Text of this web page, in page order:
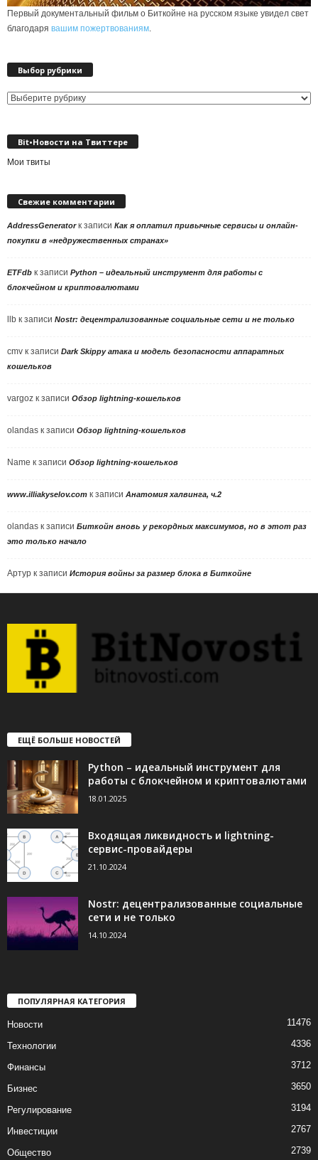
Первый документальный фильм о Биткойне на русском языке увидел свет
благодаря вашим пожертвованиям
Выбор рубрики
Выбор
Bit•Новости на Твиттере
Мои твиты
Свежие комментарии
AddressGeneratorк записи Как я оплатил привычные сервисы и онлайн-
покупки в «недружественных странах»
ETFdb к записи Python – идеальный инструмент для работы с
блокчейном и криптовалютами
llb к записи Nostr: децентрализованные социальные сети и не только
cmv к записи Dark Skippy атака и модель безопасности аппаратных
кошельков
vargoz к записи Обзор lightning-кошельков
olandas к записи Обзор lightning-кошельков
Name к записи Обзор lightning-кошельков
www.illiakyselov.com к записи Анатомия халвинга, ч.2
olandas к записи Биткойн вновь у рекордных максимумов, но в этот раз
это только начало
Артур к записи История войны за размер блока в Биткойне
ЕЩЁ БОЛЬШЕ НОВОСТЕЙ
Python – идеальный инструмент для
работы с блокчейном и криптовалютами
18.01.2025
Входящая ликвидность и lightning-
сервис-провайдеры
21.10.2024
Nostr: децентрализованные социальные
сети и не только
14.10.2024
ПОПУЛЯРНАЯ КАТЕГОРИЯ
Новости 11476
Технологии 4336
Финансы 3712
Бизнес 3650
Регулирование 3194
Инвестиции 2767
Общество 2739